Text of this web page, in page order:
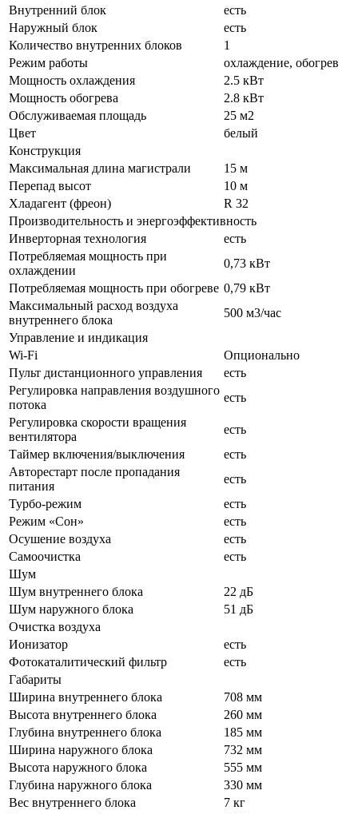
Внутренний блок
есть
Наружный блок
есть
Количество внутренних блоков
1
Режим работы
охлаждение, обогрев
Мощность охлаждения
2.5 кВт
Мощность обогрева
2.8 кВт
Обслуживаемая площадь
25 м2
Цвет
белый
Конструкция
Максимальная длина магистрали
15 м
Перепад высот
10 м
Хладагент (фреон)
R 32
Производительность и энергоэффективность
Инверторная технология
есть
Потребляемая мощность при
охлаждении
0,73 кВт
Потребляемая мощность при обогреве 0,79 кВт
Максимальный расход воздуха
внутреннего блока
500 м3/час
Управление и индикация
Wi-Fi
Опционально
Пульт дистанционного управления
есть
Регулировка направления воздушного
потока
есть
Регулировка скорости вращения
вентилятора
есть
Таймер включения/выключения
есть
Авторестарт после пропадания
питания
есть
Турбо-режим
есть
Режим «Сон»
есть
Осушение воздуха
есть
Самоочистка
есть
Шум
Шум внутреннего блока
22 дБ
Шум наружного блока
51 дБ
Очистка воздуха
Ионизатор
есть
Фотокаталитический фильтр
есть
Габариты
Ширина внутреннего блока
708 мм
Высота внутреннего блока
260 мм
Глубина внутреннего блока
185 мм
Ширина наружного блока
732 мм
Высота наружного блока
555 мм
Глубина наружного блока
330 мм
Вес внутреннего блока
7 кг